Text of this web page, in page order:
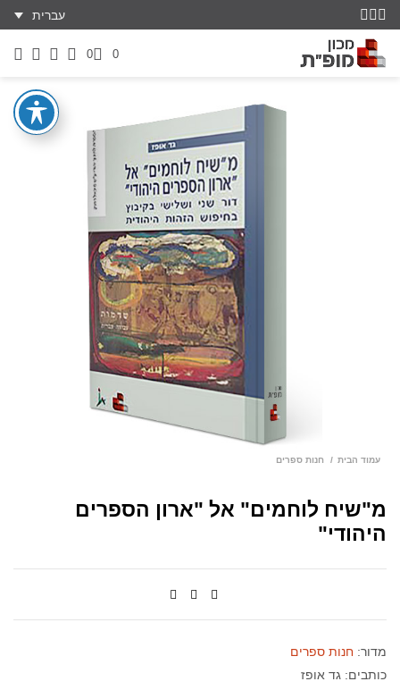
עברית
0
0
עמוד הבית חנות ספרים
מ"שיח לוחמים" אל "ארון הספרים
היהודי"
מדור: חנות ספרים
כותבים: גד אופז